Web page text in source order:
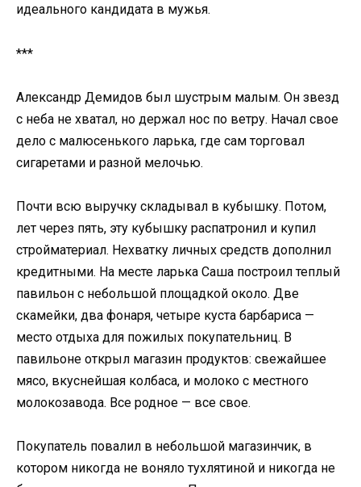
идеального кандидата в мужья.
***
Александр Демидов был шустрым малым. Он звезд
с неба не хватал, но держал нос по ветру. Начал свое
дело с малюсенького ларька, где сам торговал
сигаретами и разной мелочью.
Почти всю выручку складывал в кубышку. Потом,
лет через пять, эту кубышку распатронил и купил
стройматериал. Нехватку личных средств дополнил
кредитными. На месте ларька Саша построил теплый
павильон с небольшой площадкой около. Две
скамейки, два фонаря, четыре куста барбариса —
место отдыха для пожилых покупательниц. В
павильоне открыл магазин продуктов: свежайшее
мясо, вкуснейшая колбаса, и молоко с местного
молокозавода. Все родное — все свое.
Покупатель повалил в небольшой магазинчик, в
котором никогда не воняло тухлятиной и никогда не